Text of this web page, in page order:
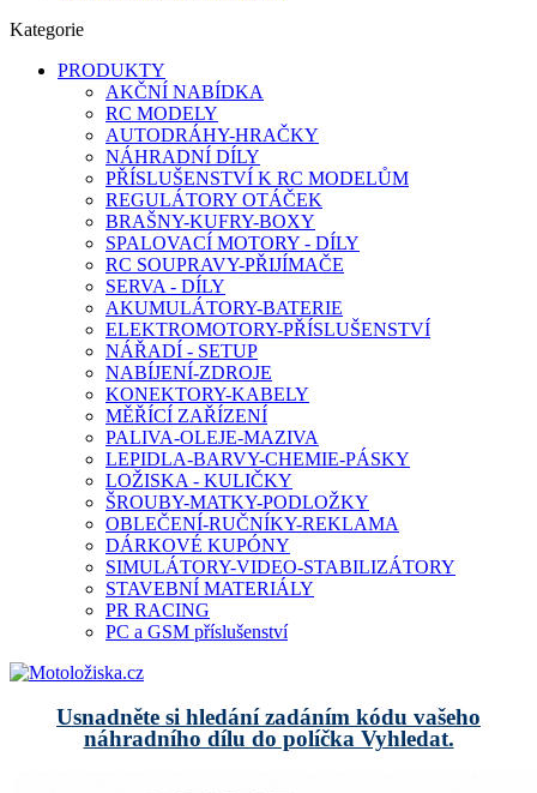
Kategorie
PRODUKTY
AKČNÍ NABÍDKA
RC MODELY
AUTODRÁHY-HRAČKY
NÁHRADNÍ DÍLY
PŘÍSLUŠENSTVÍ K RC MODELŮM
REGULÁTORY OTÁČEK
BRAŠNY-KUFRY-BOXY
SPALOVACÍ MOTORY - DÍLY
RC SOUPRAVY-PŘIJÍMAČE
SERVA - DÍLY
AKUMULÁTORY-BATERIE
ELEKTROMOTORY-PŘÍSLUŠENSTVÍ
NÁŘADÍ - SETUP
NABÍJENÍ-ZDROJE
KONEKTORY-KABELY
MĚŘÍCÍ ZAŘÍZENÍ
PALIVA-OLEJE-MAZIVA
LEPIDLA-BARVY-CHEMIE-PÁSKY
LOŽISKA - KULIČKY
ŠROUBY-MATKY-PODLOŽKY
OBLEČENÍ-RUČNÍKY-REKLAMA
DÁRKOVÉ KUPÓNY
SIMULÁTORY-VIDEO-STABILIZÁTORY
STAVEBNÍ MATERIÁLY
PR RACING
PC a GSM příslušenství
Usnadněte si hledání zadáním kódu vašeho
náhradního dílu do políčka Vyhledat.